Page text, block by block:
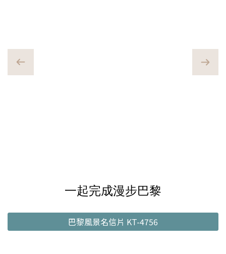
一起完成漫步巴黎
巴黎風景名信片 KT-4756